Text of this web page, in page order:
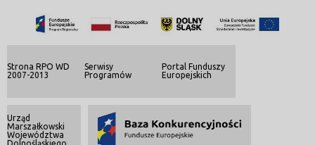
Strona RPO WD
2007-2013
Serwisy
Programów
Portal Funduszy
Europejskich
Urząd
Marszałkowski
Województwa
Dolnośląskiego